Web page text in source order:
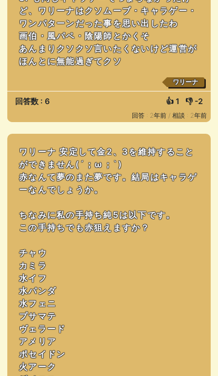
ど、ワリーナはクソムーブ・キャラゲー・
ワンパターンだった事を思い出したわ
画伯・風パペ・陰陽師とかくそ
あんまりクソクソ言いたくないけど運営が
ほんとに無能過ぎてクソ
ワリーナ
回答数 : 6 👍 1 👎 -2
回答 : 2年前 / 相談 : 2年前
ワリーナ 安定して金2、3を維持すること
ができません(´；ω；`)
赤なんて夢のまた夢です。結局はキャラゲ
ーなんでしょうか。
ちなみに私の手持ち純5は以下です。
この手持ちでも赤狙えますか？
チャウ
カミラ
水イフ
水パンダ
水フェニ
プサマテ
ヴェラード
アメリア
ポセイドン
火アーク